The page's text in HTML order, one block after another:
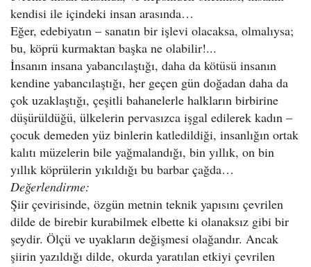
kendisi ile içindeki insan arasında…
Eğer, edebiyatın – sanatın bir işlevi olacaksa, olmalıysa;
bu, köprü kurmaktan başka ne olabilir!...
İnsanın insana yabancılaştığı, daha da kötüsü insanın
kendine yabancılaştığı, her geçen gün doğadan daha da
çok uzaklaştığı, çeşitli bahanelerle halkların birbirine
düşürüldüğü, ülkelerin pervasızca işgal edilerek kadın –
çocuk demeden yüz binlerin katledildiği, insanlığın ortak
kalıtı müzelerin bile yağmalandığı, bin yıllık, on bin
yıllık köprülerin yıkıldığı bu barbar çağda…
Değerlendirme:
Şiir çevirisinde, özgün metnin teknik yapısını çevrilen
dilde de birebir kurabilmek elbette ki olanaksız gibi bir
şeydir. Ölçü ve uyakların değişmesi olağandır. Ancak
şiirin yazıldığı dilde, okurda yaratılan etkiyi çevrilen